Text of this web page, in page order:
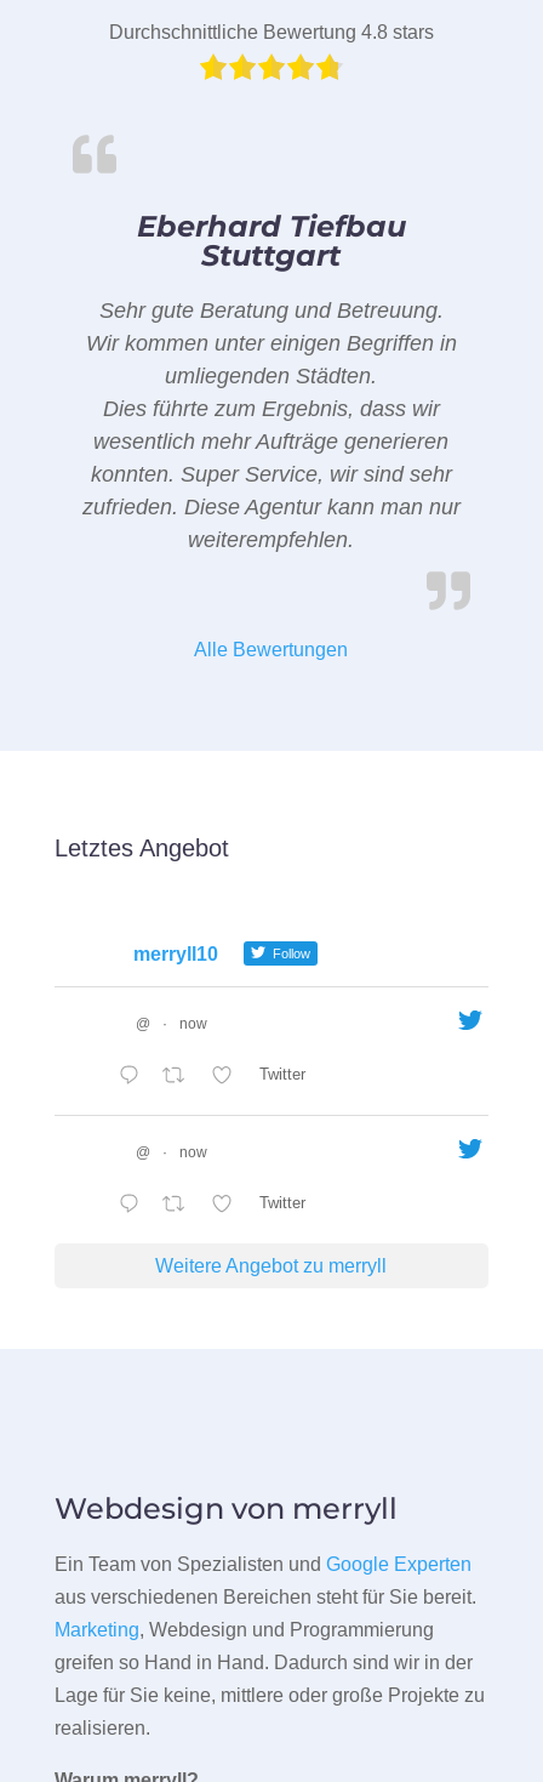
Durchschnittliche Bewertung 4.8 stars
Eberhard Tiefbau
Stuttgart
Sehr gute Beratung und Betreuung.
Wir kommen unter einigen Begriffen in
umliegenden Städten.
Dies führte zum Ergebnis, dass wir
wesentlich mehr Aufträge generieren
konnten. Super Service, wir sind sehr
zufrieden. Diese Agentur kann man nur
weiterempfehlen.
Alle Bewertungen
Letztes Angebot
merryll10 Follow
@ · now
Twitter
@ · now
Twitter
Weitere Angebot zu merryll
Webdesign von merryll
Ein Team von Spezialisten und Google Experten
aus verschiedenen Bereichen steht für Sie bereit.
Marketing, Webdesign und Programmierung
greifen so Hand in Hand. Dadurch sind wir in der
Lage für Sie keine, mittlere oder große Projekte zu
realisieren.